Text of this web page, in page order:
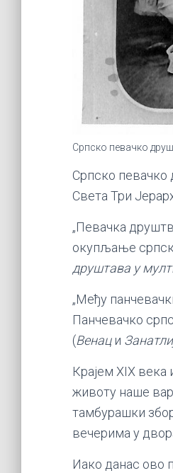
Српско певачко
Српско певачко
Света Три
„Певачка
окупљање
друштава у
„Међу
Панчевачко
(Венац и
Крајем XIX века
животу наше
тамбурашки
вечерима у
Иако данас ово